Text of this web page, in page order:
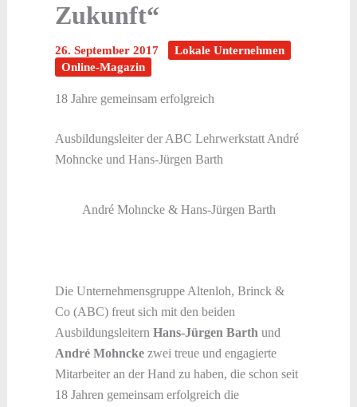
Zukunft“
26. September 2017
Lokale Unternehmen
Online-Magazin
18 Jahre gemeinsam erfolgreich
Ausbildungsleiter der ABC Lehrwerkstatt André
Mohncke und Hans-Jürgen Barth
André Mohncke & Hans-Jürgen Barth
Die Unternehmensgruppe Altenloh, Brinck &
Co (ABC) freut sich mit den beiden
Ausbildungsleitern Hans-Jürgen Barth und
André Mohnckezwei treue und engagierte
Mitarbeiter an der Hand zu haben, die schon seit
18 Jahren gemeinsam erfolgreich die